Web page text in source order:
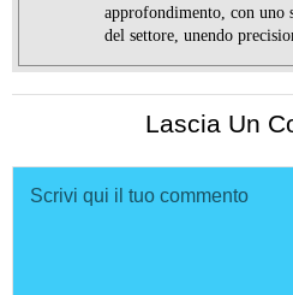
approfondimento, con uno
del settore, unendo
Lascia Un